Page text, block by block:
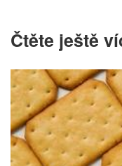
Čtěte ještě